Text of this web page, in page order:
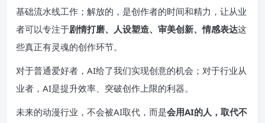
基础流水线工作；解放的，是创作者的时间和精力，让从业
者可以专注于剧情打磨、人设塑造、审美创新、情感表达这
些真正有灵魂的创作环节。
对于普通爱好者，AI给了我们实现创意的机会；对于行业从
业者，AI是提升效率、突破创作上限的利器。
未来的动漫行业，不会被AI取代，而是会用AI的人，取代不